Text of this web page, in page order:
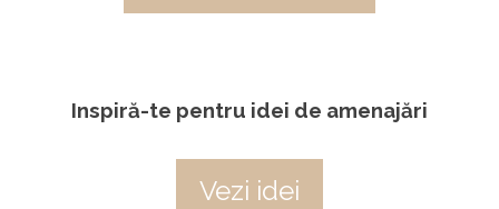
Inspiră-te pentru idei de amenajări
Vezi idei